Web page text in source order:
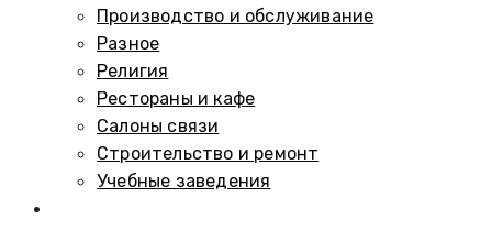
Производство и обслуживание
Разное
Религия
Рестораны и кафе
Салоны связи
Строительство и ремонт
Учебные заведения